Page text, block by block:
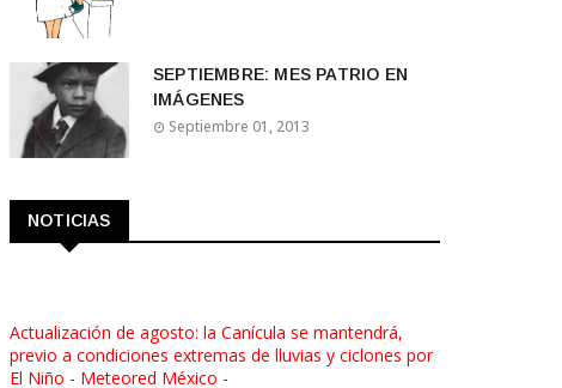
SEPTIEMBRE: MES PATRIO EN
IMÁGENES
Septiembre 01, 2013
NOTICIAS
Actualización de agosto: la Canícula se mantendrá,
previo a condiciones extremas de lluvias y ciclones por
El Niño - Meteored México -